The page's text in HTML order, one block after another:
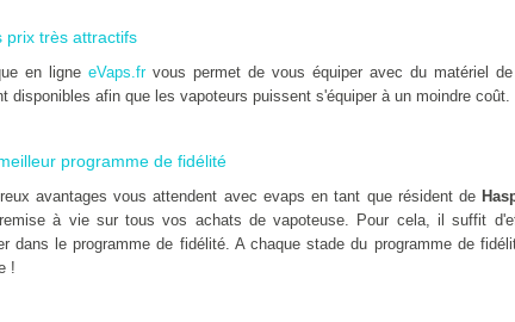
prix très attractifs
en ligneeVaps.frvous permet de vous équiper avec du matériel
disponibles afin que les vapoteurs puissent s'équiper à un moindre coût.
programme de fidélité
avantages vous attendent avec evaps en tant que résident de
à vie sur tous vos achats de vapoteuse. Pour cela, il suffit
dans le programme de fidélité. A chaque stade du programme de
!